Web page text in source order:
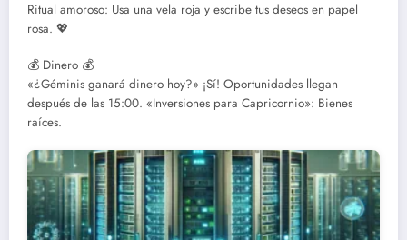
Ritual amoroso: Usa una vela roja y escribe tus deseos en papel
rosa. 💖
💰 Dinero 💰
«¿Géminis ganará dinero hoy?» ¡Sí! Oportunidades llegan
después de las 15:00. «Inversiones para Capricornio»: Bienes
raíces.